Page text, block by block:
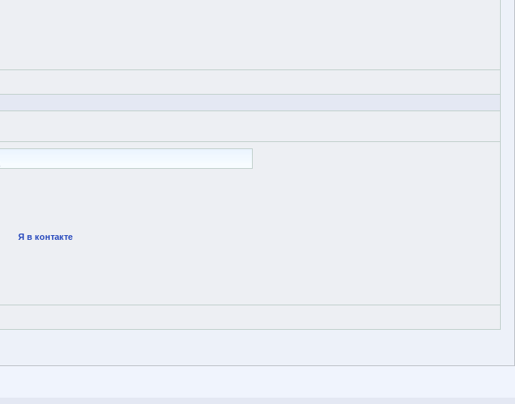
Я в контакте